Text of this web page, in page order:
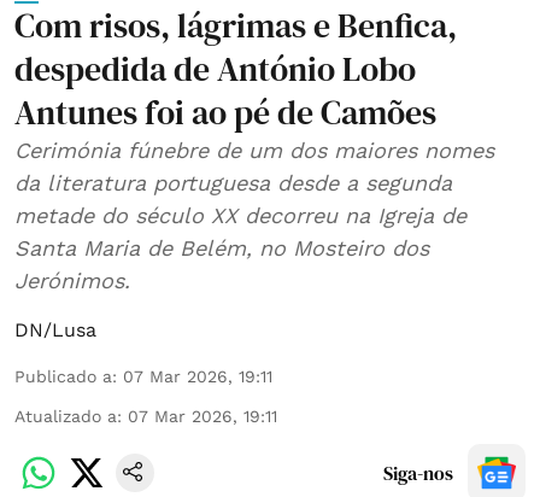
Com risos, lágrimas e Benfica,
despedida de António Lobo
Antunes foi ao pé de Camões
Cerimónia fúnebre de um dos maiores nomes
da literatura portuguesa desde a segunda
metade do século XX decorreu na Igreja de
Santa Maria de Belém, no Mosteiro dos
Jerónimos.
DN/Lusa
Publicado a: 07 Mar 2026, 19:11
Atualizado a: 07 Mar 2026, 19:11
Siga-nos